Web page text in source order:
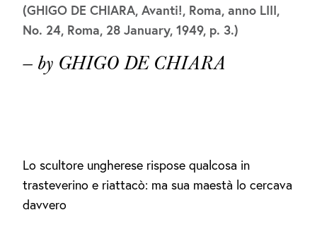
(GHIGO DE CHIARA, Avanti!, Roma, anno LIII,
No. 24, Roma, 28 January, 1949, p. 3.)
— by GHIGO DE CHIARA
Lo scultore ungherese rispose qualcosa in
trasteverino e riattacò: ma sua maestà lo cercava
davvero